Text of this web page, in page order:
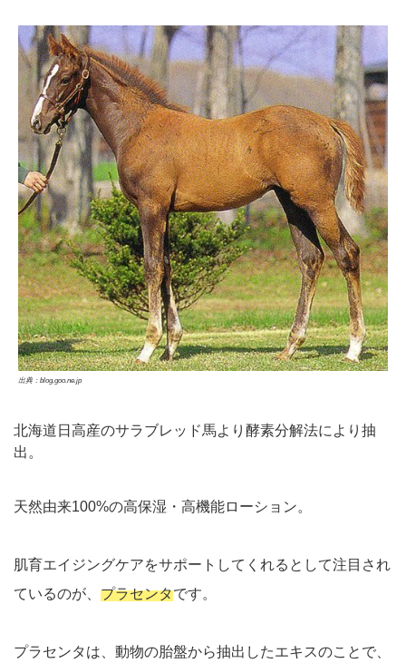
出典：blog.goo.ne.jp
北海道日高産のサラブレッド馬より酵素分解法により抽
出。
天然由来100%の高保湿・高機能ローション。
肌育エイジングケアをサポートしてくれるとして注目され
ているのが、 プラセンタです。
プラセンタは、動物の胎盤から抽出したエキスのことで、